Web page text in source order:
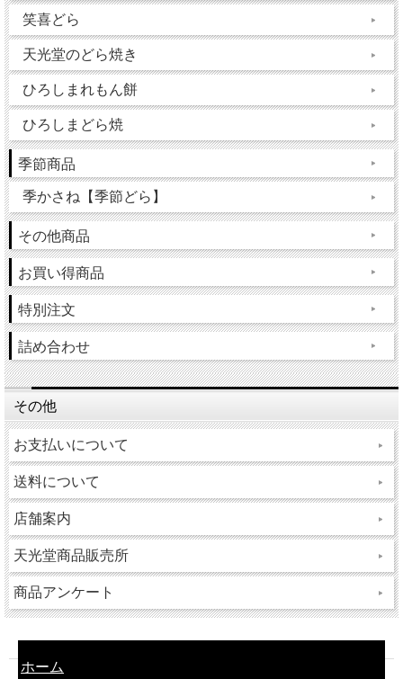
笑喜どら
天光堂のどら焼き
ひろしまれもん餅
ひろしまどら焼
季節商品
季かさね【季節どら】
その他商品
お買い得商品
特別注文
詰め合わせ
その他
お支払いについて
送料について
店舗案内
天光堂商品販売所
商品アンケート
ホーム